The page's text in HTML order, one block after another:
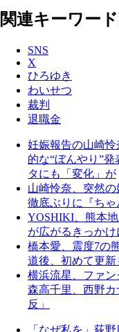
関連キーワー
SNS
X
ひろゆき
わいせつ
裁判
退職金
妊娠報告の山崎
的な“ぼんやり”
タにも「変化」が
山崎怜奈、突然
徹底ぶりに『ち
YOSHIKI、熊本
が広がるきっか
橋本愛、震度7の
道後、初めて更新
横浜流星、ファ
森高千里、西野
反」
「なぜ私を」荻